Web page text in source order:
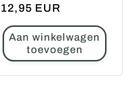
Normale
prijs
12,95 EUR
Aan winkelwagen
toevoegen